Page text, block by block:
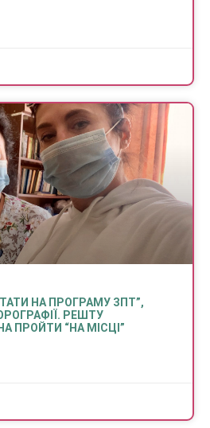
НА ПРОГРАМУ ЗПТ”,
РЕШТУ
ПРОЙТИ “НА МІСЦІ”